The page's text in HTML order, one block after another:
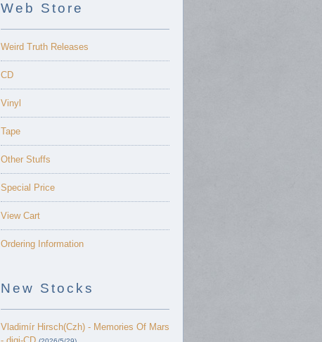
Web Store
Weird Truth Releases
CD
Vinyl
Tape
Other Stuffs
Special Price
View Cart
Ordering Information
New Stocks
Vladimír Hirsch(Czh) - Memories Of Mars